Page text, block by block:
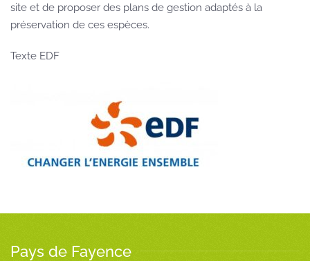
site et de proposer des plans de gestion adaptés à la
préservation de ces espèces.
Texte EDF
Pays de Fayence